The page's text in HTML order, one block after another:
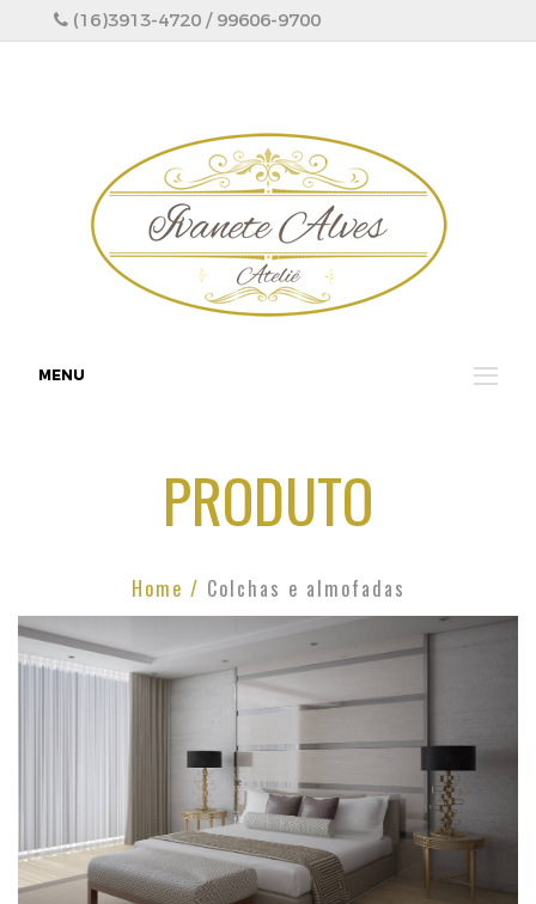
(16)3913-4720 / 99606-9700
MENU
PRODUTO
Home / Colchas e almofadas